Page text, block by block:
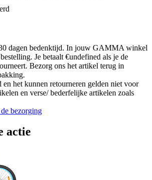
dagen bedenktijd. In jouw GAMMA winkel
Je betaalt €undefined als je de
Bezorg ons het artikel terug in
het kunnen retourneren gelden niet voor
en verse/ bederfelijke artikelen zoals
bezorging
actie